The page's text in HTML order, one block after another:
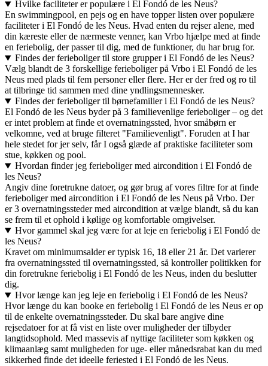
Hvilke faciliteter er populære i El Fondó de les Neus?
En swimmingpool, en pejs og en have topper listen over populære
faciliteter i El Fondó de les Neus. Hvad enten du rejser alene, med
din kæreste eller de nærmeste venner, kan Vrbo hjælpe med at finde
en feriebolig, der passer til dig, med de funktioner, du har brug for.
Findes der ferieboliger til store grupper i El Fondó de les Neus?
Vælg blandt de 3 forskellige ferieboliger på Vrbo i El Fondó de les
Neus med plads til fem personer eller flere. Her er der fred og ro til
at tilbringe tid sammen med dine yndlingsmennesker.
Findes der ferieboliger til børnefamilier i El Fondó de les Neus?
El Fondó de les Neus byder på 3 familievenlige ferieboliger – og det
er intet problem at finde et overnatningssted, hvor småbørn er
velkomne, ved at bruge filteret "Familievenligt". Foruden at I har
hele stedet for jer selv, får I også glæde af praktiske faciliteter som
stue, køkken og pool.
Hvordan finder jeg ferieboliger med aircondition i El Fondó de
les Neus?
Angiv dine foretrukne datoer, og gør brug af vores filtre for at finde
ferieboliger med aircondition i El Fondó de les Neus på Vrbo. Der
er 3 overnatningssteder med aircondition at vælge blandt, så du kan
se frem til et ophold i kølige og komfortable omgivelser.
Hvor gammel skal jeg være for at leje en feriebolig i El Fondó de
les Neus?
Kravet om minimumsalder er typisk 16, 18 eller 21 år. Det varierer
fra overnatningssted til overnatningssted, så kontroller politikken for
din foretrukne feriebolig i El Fondó de les Neus, inden du beslutter
dig.
Hvor længe kan jeg leje en feriebolig i El Fondó de les Neus?
Hvor længe du kan booke en feriebolig i El Fondó de les Neus er op
til de enkelte overnatningssteder. Du skal bare angive dine
rejsedatoer for at få vist en liste over muligheder der tilbyder
langtidsophold. Med massevis af nyttige faciliteter som køkken og
klimaanlæg samt muligheden for uge- eller månedsrabat kan du med
sikkerhed finde det ideelle feriested i El Fondó de les Neus.